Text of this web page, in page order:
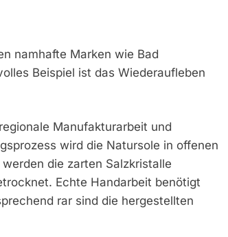
namhafte Marken wie Bad
Beispiel ist das Wiederaufleben
Manufakturarbeit und
wird die Natursole in offenen
die zarten Salzkristalle
Echte Handarbeit benötigt
rar sind die hergestellten